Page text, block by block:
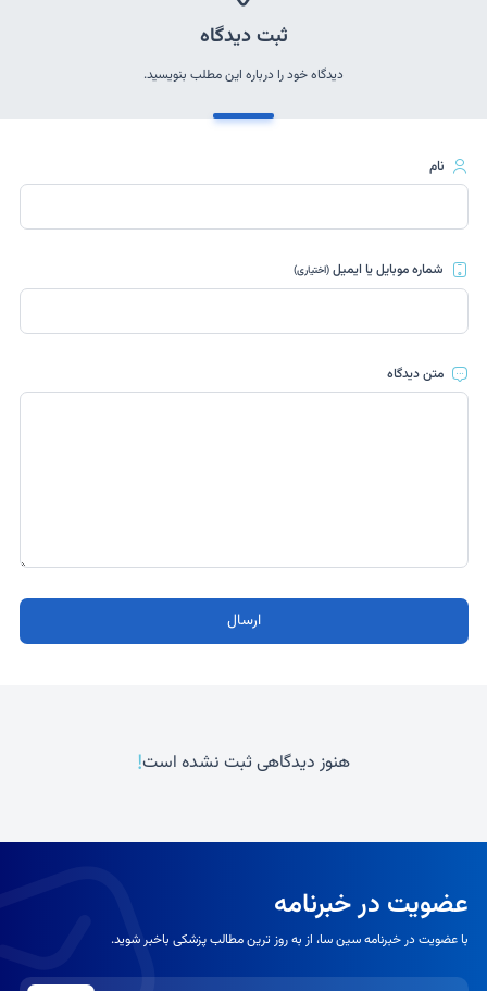
ثبت دیدگاه
دیدگاه خود را درباره این مطلب بنویسید.
نام
شماره موبایل یا ایمیل(اختیاری)
متن دیدگاه
ارسال
هنوز دیدگاهی ثبت نشده است!
عضویت در خبرنامه
با عضویت در خبرنامه سین سا، از به روز ترین مطالب پزشکی باخبر شوید.